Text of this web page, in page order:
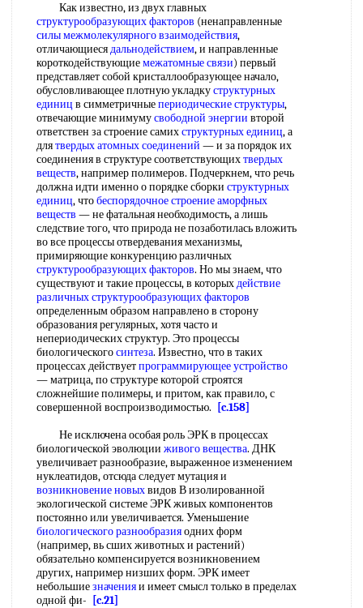
Как известно, из двух главных
структурообразующих факторов (ненаправленные
силы межмолекулярного взаимодействия,
отличающиесядальнодействием, и направленные
короткодействующиемежатомные связи) первый
представляет собой кристаллообразующее начало,
обусловливающее плотную укладкуструктурных
единиц в симметричныепериодические структуры,
отвечающие минимумусвободной энергии второй
ответствен за строение самихструктурных единиц, а
длятвердых атомных соединений — и за порядок их
соединения в структуре соответствующихтвердых
веществ, например полимеров. Подчеркнем, что речь
должна идти именно о порядке сборки структурных
единиц, чтобеспорядочное строениеаморфных
веществ — не фатальная необходимость, а лишь
следствие того, что природа не позаботилась вложить
во все процессы отвердевания механизмы,
примиряющие конкуренцию различных
структурообразующих факторов. Но мы знаем, что
существуют и такие процессы, в которыхдействие
различныхструктурообразующих факторов
определенным образом направлено в сторону
образования регулярных, хотя часто и
непериодических структур. Это процессы
биологическогосинтеза. Известно, что в таких
процессах действуетпрограммирующее устройство
— матрица, по структуре которой строятся
сложнейшие полимеры, и притом, как правило, с
совершенной воспроизводимостью.
[c.158]
Не исключена особая роль ЭРК в процессах
биологической эволюции живого вещества. ДНК
увеличивает разнообразие, выраженное изменением
нуклеатидов, отсюда следует мутация и
возникновение новыхвидов В изолированной
экологической системе ЭРК живых компонентов
постоянно или увеличивается. Уменьшение
биологического разнообразияодних форм
(например, вь сших животных и растений)
обязательно компенсируется возникновением
других, например низших форм. ЭРК имеет
небольшиезначенияи имеет смысл только в пределах
одной фи-
[c.21]